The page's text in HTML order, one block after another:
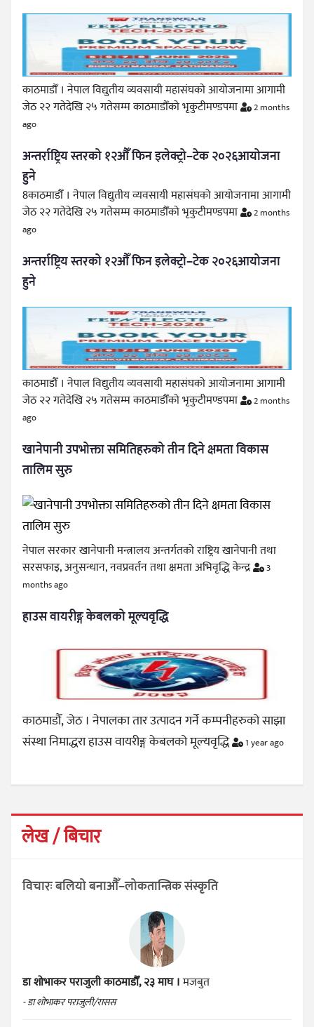
काठमाडौँ । नेपाल विद्युतीय व्यवसायी महासंघको आयोजनामा आगामी
जेठ २२ गतेदेखि २५ गतेसम्म काठमाडौँको भृकुटीमण्डपमा
2 months
ago
अन्तर्राष्ट्रिय स्तरको १२औँ फिन इलेक्ट्रो–टेक २०२६आयोजना
हुने
8काठमाडौँ । नेपाल विद्युतीय व्यवसायी महासंघको आयोजनामा आगामी
जेठ २२ गतेदेखि २५ गतेसम्म काठमाडौँको भृकुटीमण्डपमा
2 months
ago
अन्तर्राष्ट्रिय स्तरको १२औँ फिन इलेक्ट्रो–टेक २०२६आयोजना
हुने
काठमाडौँ । नेपाल विद्युतीय व्यवसायी महासंघको आयोजनामा आगामी
जेठ २२ गतेदेखि २५ गतेसम्म काठमाडौँको भृकुटीमण्डपमा
2 months
ago
खानेपानी उपभोक्ता समितिहरुको तीन दिने क्षमता विकास
तालिम सुरु
नेपाल सरकार खानेपानी मन्त्रालय अन्तर्गतको राष्ट्रिय खानेपानी तथा
सरसफाइ, अनुसन्धान, नवप्रवर्तन तथा क्षमता अभिवृद्धि केन्द्र
3
months ago
हाउस वायरीङ्ग केबलको मूल्यवृद्धि
काठमाडौँ, जेठ । नेपालका तार उत्पादन गर्ने कम्पनीहरुको साझा
संस्था निमाद्धरा हाउस वायरीङ्ग केबलको मूल्यवृद्धि
1 year ago
लेख / बिचार
विचारः बलियो बनाऔँ–लोकतान्त्रिक संस्कृति
डा शोभाकर पराजुलीकाठमाडौँ, २३ माघ ।मजबुत
- डा शोभाकर पराजुली/रासस